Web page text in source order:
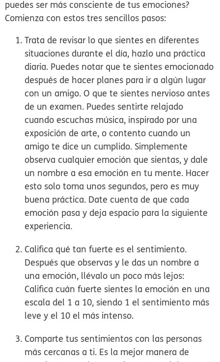
puedes ser más consciente de tus emociones?
Comienza con estos tres sencillos pasos:
Trata de revisar lo que sientes en diferentes
situaciones durante el día, hazlo una práctica
diaria. Puedes notar que te sientes emocionado
después de hacer planes para ir a algún lugar
con un amigo. O que te sientes nervioso antes
de un examen. Puedes sentirte relajado
cuando escuchas música, inspirado por una
exposición de arte, o contento cuando un
amigo te dice un cumplido. Simplemente
observa cualquier emoción que sientas, y dale
un nombre a esa emoción en tu mente. Hacer
esto solo toma unos segundos, pero es muy
buena práctica. Date cuenta de que cada
emoción pasa y deja espacio para la siguiente
experiencia.
Califica qué tan fuerte es el sentimiento.
Después que observas y le das un nombre a
una emoción, llévalo un poco más lejos:
Califica cuán fuerte sientes la emoción en una
escala del 1 a 10, siendo 1 el sentimiento más
leve y el 10 el más intenso.
Comparte tus sentimientos con las personas
más cercanas a ti. Es la mejor manera de